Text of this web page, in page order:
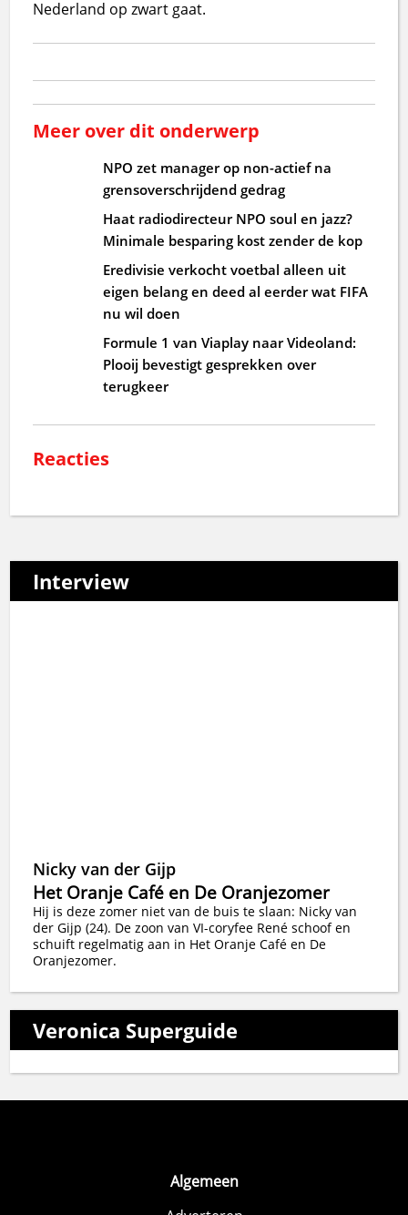
Nederland op zwart gaat.
Meer over dit onderwerp
NPO zet manager op non-actief na
grensoverschrijdend gedrag
Haat radiodirecteur NPO soul en jazz?
Minimale besparing kost zender de kop
Eredivisie verkocht voetbal alleen uit
eigen belang en deed al eerder wat FIFA
nu wil doen
Formule 1 van Viaplay naar Videoland:
Plooij bevestigt gesprekken over
terugkeer
Reacties
Interview
Nicky van der Gijp
Het Oranje Café en De Oranjezomer
Hij is deze zomer niet van de buis te slaan: Nicky van
der Gijp (24). De zoon van VI-coryfee René schoof en
schuift regelmatig aan in Het Oranje Café en De
Oranjezomer.
Veronica Superguide
Algemeen